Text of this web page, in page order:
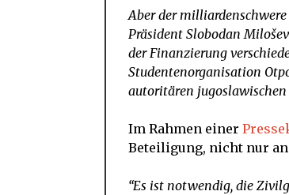
Aber der
Präsident Slobodan
der Finanzierung
Studentenorganisation
autoritären
Im Rahmen einer
Beteiligung, nicht nur
“Es ist notwendig, die